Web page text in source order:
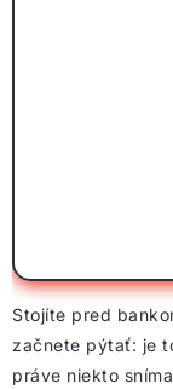
Stojíte pred
začnete pýtať: je
práve niekto